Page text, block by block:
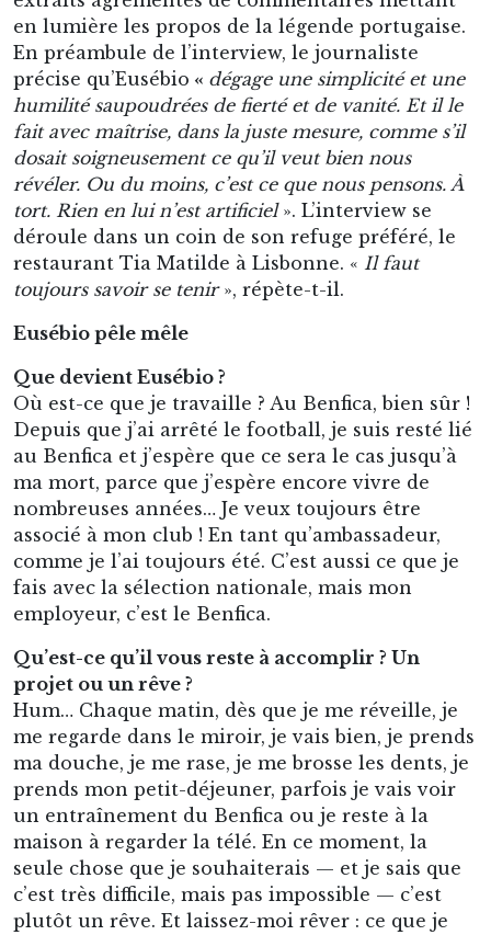
en lumière les propos de la légende portugaise.
En préambule de l’interview, le journaliste
précise qu’Eusébio « dégage une simplicité et une
humilité saupoudrées de fierté et de vanité. Et il le
fait avec maîtrise, dans la juste mesure, comme s’il
dosait soigneusement ce qu’il veut bien nous
révéler. Ou du moins, c’est ce que nous pensons. À
tort. Rien en lui n’est artificiel». L’interview se
déroule dans un coin de son refuge préféré, le
restaurant Tia Matilde à Lisbonne. « Il faut
toujours savoir se tenir », répète-t-il.
Eusébio pêle mêle
Que devient Eusébio ?
Où est-ce que je travaille ? Au Benfica, bien sûr !
Depuis que j’ai arrêté le football, je suis resté lié
au Benfica et j’espère que ce sera le cas jusqu’à
ma mort, parce que j’espère encore vivre de
nombreuses années… Je veux toujours être
associé à mon club ! En tant qu’ambassadeur,
comme je l’ai toujours été. C’est aussi ce que je
fais avec la sélection nationale, mais mon
employeur, c’est le Benfica.
Qu’est-ce qu’il vous reste à accomplir ? Un
projet ou un rêve ?
Hum… Chaque matin, dès que je me réveille, je
me regarde dans le miroir, je vais bien, je prends
ma douche, je me rase, je me brosse les dents, je
prends mon petit-déjeuner, parfois je vais voir
un entraînement du Benfica ou je reste à la
maison à regarder la télé. En ce moment, la
seule chose que je souhaiterais — et je sais que
c’est très difficile, mais pas impossible — c’est
plutôt un rêve. Et laissez-moi rêver : ce que je